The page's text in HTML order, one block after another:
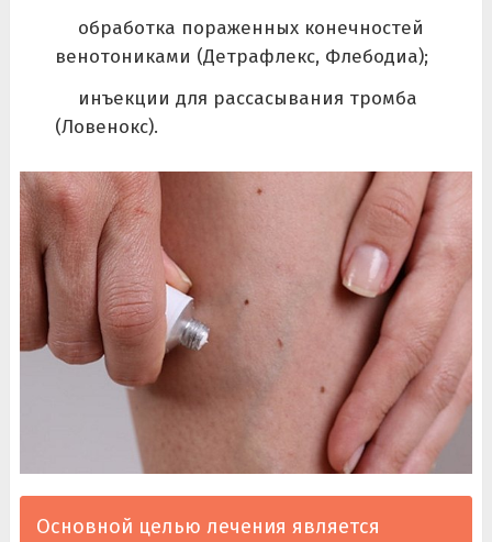
обработка пораженных конечностей
венотониками (Детрафлекс, Флебодиа);
инъекции для рассасывания тромба
(Ловенокс).
Основной целью лечения является